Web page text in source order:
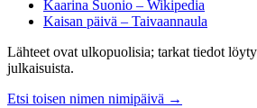
Kaarina Suonio – Wikipedia
Kaisan päivä – Taivaannaula
Lähteet ovat ulkopuolisia; tarkat tiedot
julkaisuista.
Etsi toisen nimen nimipäivä →